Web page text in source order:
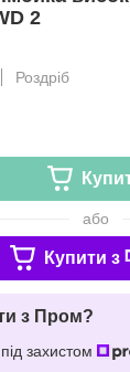
2
Роздріб
або
Купити з
з Пром?
захистом